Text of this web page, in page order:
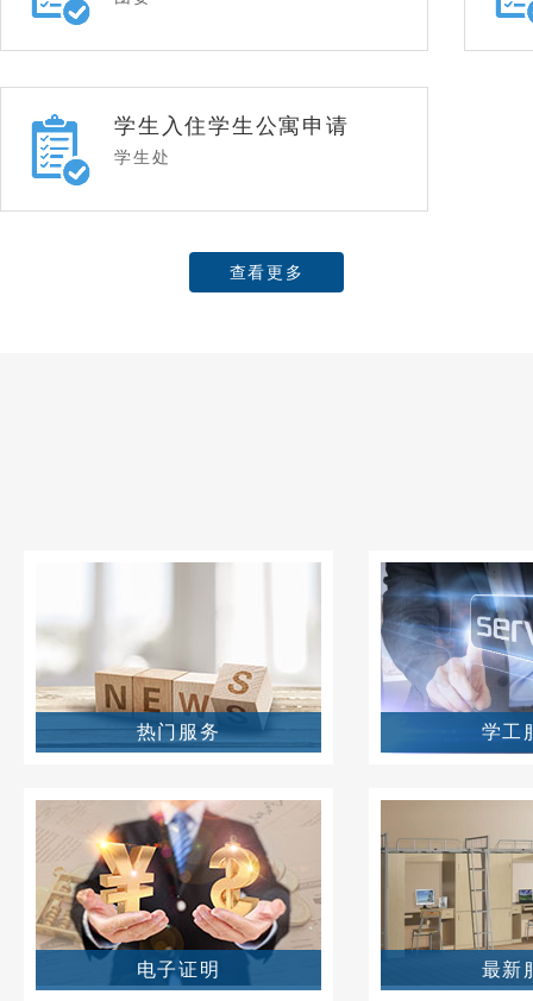
学生入住学生公寓申请
学生处
查看更多
热门服务 学工
电子证明 最新